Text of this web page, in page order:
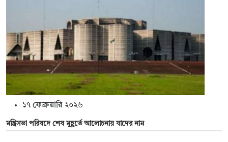
১৭ ফেব্রুয়ারি ২০২৬
মন্ত্রিসভা পরিষদে শেষ মুহূর্তে আলোচনায় যাদের নাম